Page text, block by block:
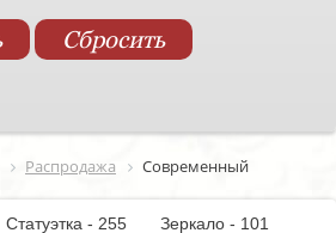
Распродажа Современный
Статуэтка - 255 Зеркало - 101